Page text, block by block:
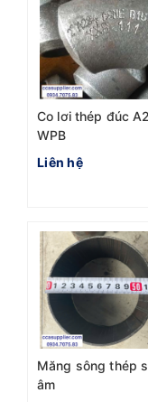
Co lơi thép đúc
WPB
Liên hệ
Măng sông thép
âm